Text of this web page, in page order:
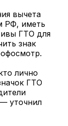
вычета
РФ, иметь
ГТО для
знак
лично
ГТО
уточнил